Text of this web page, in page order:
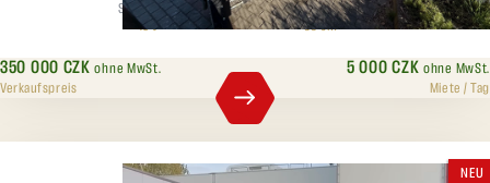
Spaltdruck
10 t
Max. Durchmesser
35 cm
350 000 CZKohne MwSt.
Verkaufspreis
5 000 CZK ohne MwSt.
Miete / Tag
NEU